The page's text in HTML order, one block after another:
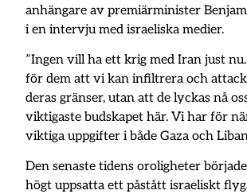
anhängare av premiärminister
i en intervju med israeliska medier.
”Ingen vill ha ett krig med Iran just
för dem att vi kan infiltrera och
deras gränser, utan att de lyckas nå
viktigaste budskapet här. Vi har för
viktiga uppgifter i både Gaza och
Den senaste tidens oroligheter
högt uppsatta ett påstått israeliskt